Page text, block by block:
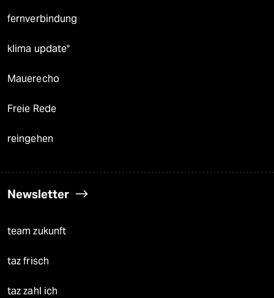
fernverbindung
klima update°
Mauerecho
Freie Rede
reingehen
Newsletter
team zukunft
taz frisch
taz zahl ich